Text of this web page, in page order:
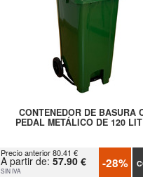
CONTENEDOR DE BASURA
PEDAL METÁLICO DE 120
Precio anterior 80.41 €
A partir de: 57.90 €
SIN IVA -28%